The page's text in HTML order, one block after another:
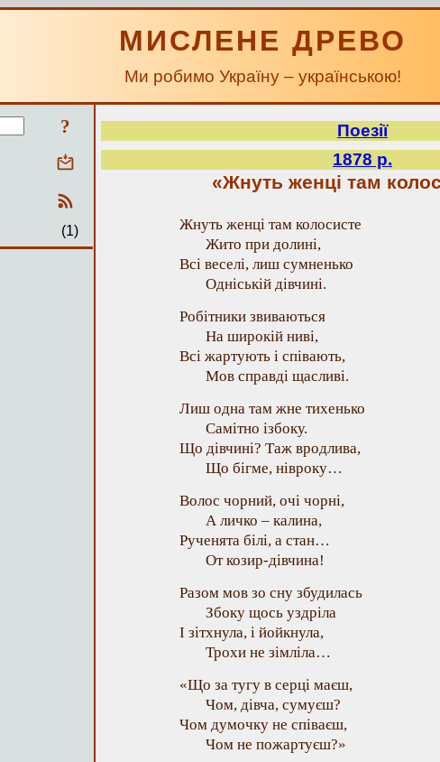
МИСЛЕНЕ ДРЕВО
Ми робимо Україну – українською!
?
(1)
Поезії
1878 р.
«Жнуть женці там
Жнуть женці там колосисте
Жито при долині,
Всі веселі, лиш сумненько
Одніській дівчині.
Робітники звиваються
На широкій ниві,
Всі жартують і співають,
Мов справді щасливі.
Лиш одна там жне тихенько
Самітно ізбоку.
Що дівчині? Таж вродлива,
Що бігме, нівроку…
Волос чорний, очі чорні,
А личко – калина,
Рученята білі, а стан…
От козир-дівчина!
Разом мов зо сну збудилась
Збоку щось уздріла
І зітхнула, і йойкнула,
Трохи не зімліла…
«Що за тугу в серці маєш,
Чом, дівча, сумуєш?
Чом думочку не співаєш,
Чом не пожартуєш?»